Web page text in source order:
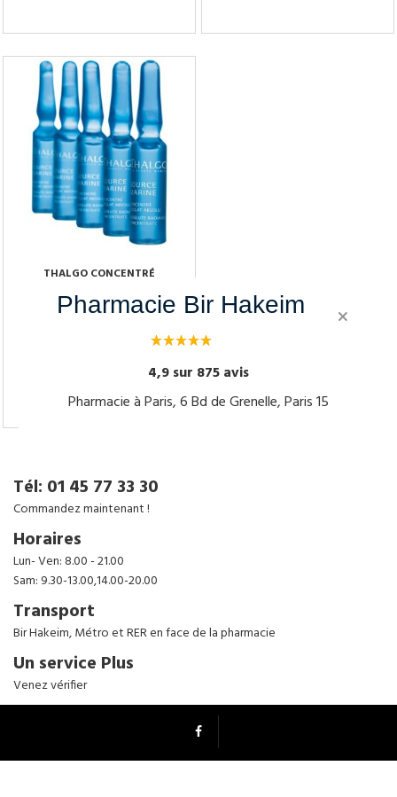
×
Pharmacie Bir Hakeim
4,9 sur 875 avis
Pharmacie à Paris, 6 Bd de Grenelle, Paris 15
THALGO CONCENTRÉ
TUBE DE 7*1.2ML
Tél: 01 45 77 33 30
Commandez maintenant !
Horaires
Lun- Ven: 8.00 - 21.00
Sam: 9.30-13.00,14.00-20.00
Transport
Bir Hakeim, Métro et RER en face de la pharmacie
Un service Plus
Venez vérifier